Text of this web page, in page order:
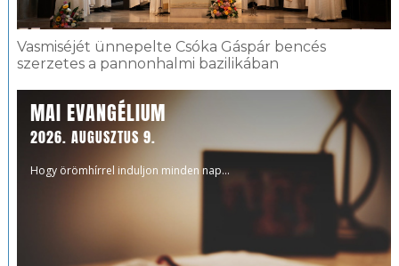
Vasmiséjét ünnepelte Csóka Gáspár bencés
szerzetes a pannonhalmi bazilikában
MAI EVANGÉLIUM
2026. AUGUSZTUS 9.
Hogy örömhírrel induljon minden nap...